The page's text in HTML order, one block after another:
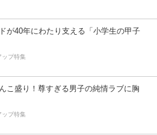
が40年にわたり支える「小学生の甲子
ップ特集
こ盛り！尊すぎる男子の純情ラブに胸
ップ特集